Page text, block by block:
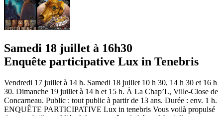
Samedi 18 juillet à 16h30
Enquête participative Lux in Tenebris
Vendredi 17 juillet à 14 h. Samedi 18 juillet 10 h 30, 14 h 30 et 16 h
30. Dimanche 19 juillet à 14 h et 15 h. À La Chap’L, Ville-Close de
Concarneau. Public : tout public à partir de 13 ans. Durée : env. 1 h.
ENQUÊTE PARTICIPATIVE Lux in tenebris Vous voilà propulsé